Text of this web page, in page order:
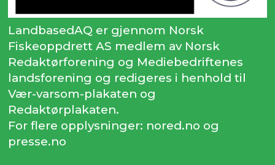
LandbasedAQ er gjennom Norsk
Fiskeoppdrett AS medlem av Norsk
Redaktørforening og Mediebedriftenes
landsforening og redigeres i henhold til
Vær-varsom-plakaten og
Redaktørplakaten.
For flere opplysninger: nored.no og
presse.no